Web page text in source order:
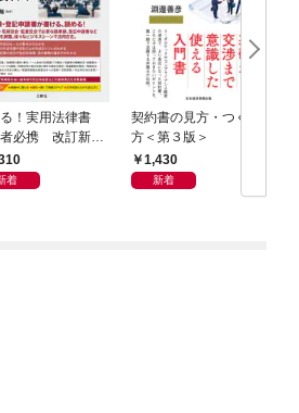
！実用法律書
必携 改訂新
小企業のための
社【株主総会・
着
契約書の見方・つくり
方＜第３版＞
1,430
新着